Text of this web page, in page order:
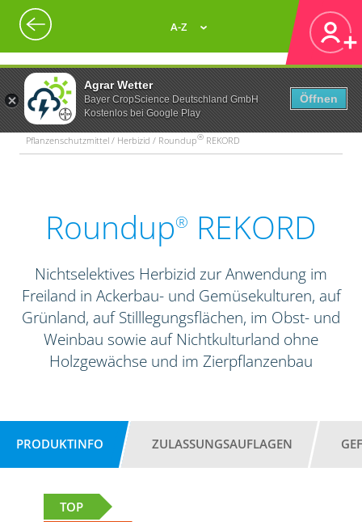
Agrar Wetter
Bayer CropScience Deutschland GmbH
Kostenlos bei Google Play
Öffnen
A-Z
Pflanzenschutzmittel / Herbizid / Roundup® REKORD
Roundup® REKORD
Nichtselektives Herbizid zur Anwendung im
Freiland in Ackerbau- und Gemüsekulturen, auf
Grünland, auf Stilllegungsflächen, im Obst- und
Weinbau sowie auf Nichtkulturland ohne
Holzgewächse und im Zierpflanzenbau
PRODUKTINFO ZULASSUNGSAUFLAGEN
TOP